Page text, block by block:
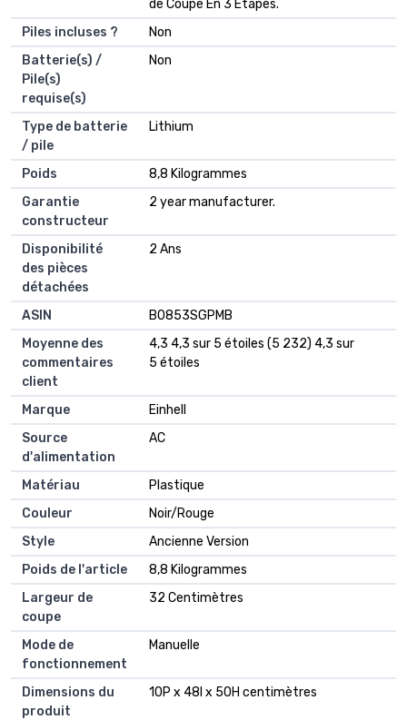
de Coupe En 3 Étapes.
Piles incluses ?
‎Non
Batterie(s) /
Pile(s)
requise(s)
‎Non
Type de batterie
/ pile
‎Lithium
Poids
‎8,8 Kilogrammes
Garantie
constructeur
‎2 year manufacturer.
Disponibilité
des pièces
détachées
‎2 Ans
ASIN
B0853SGPMB
Moyenne des
commentaires
client
4,3 4,3 sur 5 étoiles (5 232) 4,3 sur
5 étoiles
Marque
Einhell
Source
d'alimentation
AC
Matériau
Plastique
Couleur
Noir/Rouge
Style
Ancienne Version
Poids de l'article
8,8 Kilogrammes
Largeur de
coupe
32 Centimètres
Mode de
fonctionnement
Manuelle
Dimensions du
produit
10P x 48l x 50H centimètres